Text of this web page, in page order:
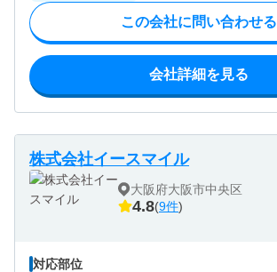
この会社に問い合わせる
会社詳細を見る
株式会社イースマイル
大阪府大阪市中央区
4.8(9件)
対応部位